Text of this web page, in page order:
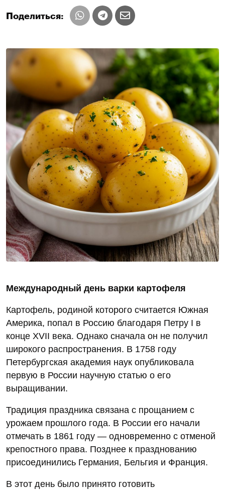
Поделиться:
Международный день варки картофеля
Картофель, родиной которого считается Южная
Америка, попал в Россию благодаря Петру I в
конце XVII века. Однако сначала он не получил
широкого распространения. В 1758 году
Петербургская академия наук опубликовала
первую в России научную статью о его
выращивании.
Традиция праздника связана с прощанием с
урожаем прошлого года. В России его начали
отмечать в 1861 году — одновременно с отменой
крепостного права. Позднее к празднованию
присоединились Германия, Бельгия и Франция.
В этот день было принято готовить